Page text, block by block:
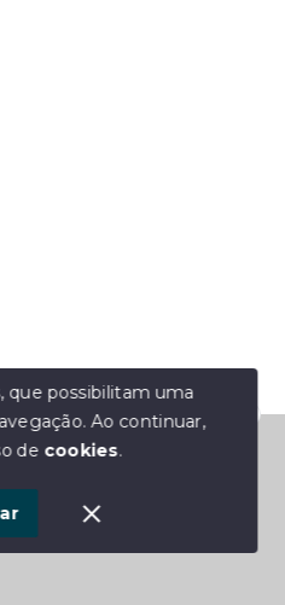
disponíveis para te ajudar.
- Todos os direitos
, que possibilitam uma
Ao continuar,
de cookies.